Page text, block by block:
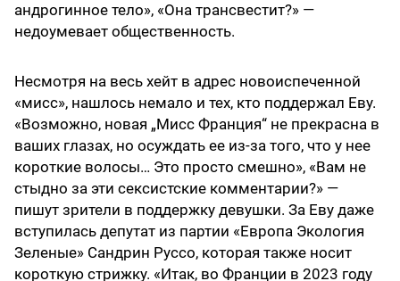
андрогинное тело», «Она трансвестит?» —
недоумевает общественность.
Несмотря на весь хейт в адрес новоиспеченной
«мисс», нашлось немало и тех, кто поддержал Еву.
«Возможно, новая „Мисс Франция“ не прекрасна в
ваших глазах, но осуждать ее из-за того, что у нее
короткие волосы… Это просто смешно», «Вам не
стыдно за эти сексистские комментарии?» —
пишут зрители в поддержку девушки. За Еву даже
вступилась депутат из партии «Европа Экология
Зеленые» Сандрин Руссо, которая также носит
короткую стрижку. «Итак, во Франции в 2023 году